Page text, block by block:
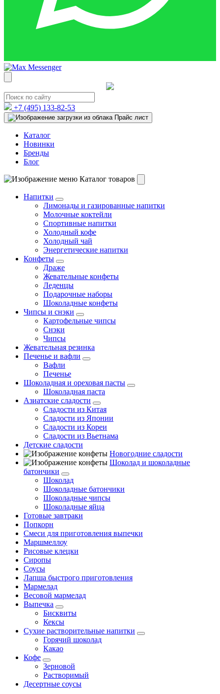
+7 (495) 133-82-53
Прайс лист
Каталог
Новинки
Бренды
Блог
Каталог товаров
Напитки
Лимонады и газированные напитки
Молочные коктейли
Спортивные напитки
Холодный кофе
Холодный чай
Энергетические напитки
Конфеты
Драже
Жевательные конфеты
Леденцы
Подарочные наборы
Шоколадные конфеты
Чипсы и снэки
Картофельные чипсы
Снэки
Чипсы
Жевательная резинка
Печенье и вафли
Вафли
Печенье
Шоколадная и ореховая пасты
Шоколадная паста
Азиатские сладости
Сладости из Китая
Сладости из Японии
Сладости из Кореи
Сладости из Вьетнама
Детские сладости
Новогодние сладости
Шоколад и шоколадные
батончики
Шоколад
Шоколадные батончики
Шоколадные чипсы
Шоколадные яйца
Готовые завтраки
Попкорн
Смеси для приготовления выпечки
Маршмеллоу
Рисовые клецки
Сиропы
Соусы
Лапша быстрого приготовления
Мармелад
Весовой мармелад
Выпечка
Бисквиты
Кексы
Сухие растворительные напитки
Горячий шоколад
Какао
Кофе
Зерновой
Растворимый
Десертные соусы